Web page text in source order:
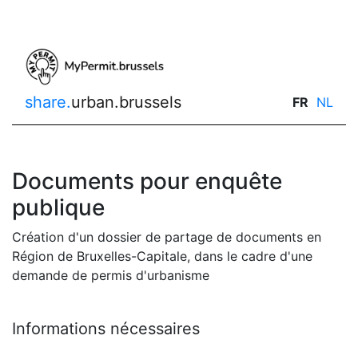
share.urban.brussels FR NL
Documents pour enquête
publique
Création d'un dossier de partage de documents en
Région de Bruxelles-Capitale, dans le cadre d'une
demande de permis d'urbanisme
Informations nécessaires